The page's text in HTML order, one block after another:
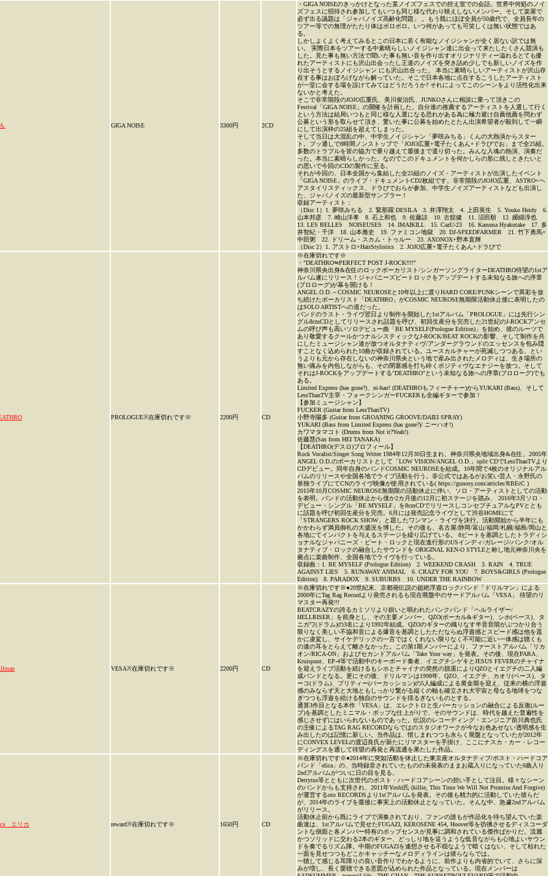
GIGA NOISE 3300円 2CD
・GIGA NOISEのきっかけとなった某ノイズフェスでの控え室での会話。世界中何処のノイ
ズフェスに招待され参加してもいつも同じ様な代わり映えしないメンバー。そして楽屋で
必ず出る議題は「ジャパノイズ高齢化問題」 。もう既にほぼ全員が50歳代で、全員長年の
ツアー等での無理がたたり体はボロボロ。いつ何があっても可笑しくは無い状態ではあ
る。
しかしよくよく考えてみるとこの日本に若く有能なノイジシャンが全く居ない訳では無
い。 実際日本をツアーする中素晴らしいノイジシャン達に出会って来たしたくさん競演も
した。見た事も無い方法で聞いた事も無い音を作り出すオリジナリティー溢れるとても優
れたアーティストにも沢山出会ったし王道のノイズを突き詰め少しでも新しいノイズを作
り出そうとするノイジシャン にも沢山出合った。 本当に素晴らしいアーティストが沢山存
在する事はおぼろげながら解っていた。そこで日本各地に点在するこうしたアーティスト
が一堂に会する場を設けてみてはどうだろうか? それによってこのシーンをより活性化出来
ないかと考えた。
そこで非常階段のJOJO広重氏、美川俊治氏、JUNKOさんに相談に乗って頂きこの
Festival「GIGA NOISE」の開催を計画した。自分達の推薦するアーティストを人選して行く
という方法は結局いつもと同じ様な人選になる恐れがある為に極力避け自薦他薦を問わず
公募という形を取らせて頂き、驚いた事に公募を始めたとたん出演希望者が殺到して一瞬
にして出演枠の25組を超えてしまった。
そして当日は大混乱の中、中学生ノイジシャン「夢咲みちる」くんの大熱演からスター
ト。ブッ通しで8時間ノンストップで「JOJO広重+電子たくあん+ドラびでお」まで全25組。
多数のトラブルを皆の協力で乗り越えて最後まで遣り切った。みんな入魂の熱演、演奏だ
った。本当に素晴らしかった。なのでこのドキュメントを何かしらの形に残しときたいと
の思いで今回のCDの製作に至る。
それが今回の、日本全国から集結した全25組のノイズ・アーティストが出演したイベント
「GIGA NOISE」のライブ・ドキュメントCD2枚組です。非常階段のJOJO広重、ASTRO+ヘ
アスタイリスティックス、ドラびでおらが参加、中学生ノイズアーティストなども出演し
た、ジャパノイズの最新型サンプラー！
収録アーティスト：
（Disc 1）1. 夢咲みちる 2. 緊那羅:DESILA 3. 井澤翔太 4. 上田英生 5. Youko Heidy 6.
山本邦彦 7. 崎山洋孝 8. 石上和也 9. 佐藤諒 10. 古舘健 11. 沼田順 12. 纐纈淳也
13. LES BELLES NOISEUSES 14. IMAIKILL 15. CazU-23 16. Kazuma Hyakutake 17. 多
井智紀・千洋 18. 山本雅史 19. ファミコン地獄 20. DJ-SPEEDFARMER 21. 竹下勇馬×
中田粥 22. ドリーム・スカム・トゥルー 23. AXONOX+野本直輝
（Disc 2）1. アストロ+HairStylistics 2. JOJO広重+電子たくあん+ドラびで
PROLOGUE※在庫切れです※ 2200円 CD
※在庫切れです※
・"DEATHRO≒PERFECT POST J-ROCK!!!!"
神奈川県央出身&在住のロックボーカリスト/シンガーソングライターDEATHRO待望の1stア
ルバム遂にリリース！ジャパニーズビートロックをアップデートする未知なる旅への序章
(プロローグ)が幕を開ける！
ANGEL.O.D.～COSMIC NEUROSEと10年以上に渡りHARD CORE/PUNKシーンで異彩を放
ち続けたボーカリスト「DEATHRO」がCOSMIC NEUROSE無期限活動休止後に表明したの
はSOLO ARTISTへの道だった。
バンドのラスト・ライヴ翌日より制作を開始した1stアルバム「PROLOGUE」には先行シン
グル8cmCDとしてリリースされ話題を呼び、初回生産分を完売した21世紀のJ-ROCKアンセ
ムの呼び声も高いソロデビュー曲「BE MYSELF(Prologue Edition)」を始め、彼のルーツで
あり敬愛するクールかつナルシスティックなJ-ROCK/BEAT ROCKの影響、そして制作を共
にしたミュージシャン達が放つオルタナティヴ/アンダーグラウンドのエッセンスを包み隠
すことなく込められた10曲が収録されている。ユースカルチャーが死滅しつつある、とい
うよりも元から存在しないの神奈川県央という地で産み出されたメロディは、生き場所の
無い痛みを内包しながらも、その閉塞感を打ち砕くポジティヴなエナジーを放つ。そして
それはJ-ROCKをアップデートする"DEATHRO"という未知なる旅への序章(プロローグ)でも
ある。
Limited Express (has gone?)、ni-hao! (DEATHROもフィーチャー)からYUKARI (Bass)、そして
LessThanTV主宰・フォークシンガーFUCKERも全編ギターで参加！
【参加ミュージシャン】
FUCKER (Guitar from LessThanTV)
小野寺陽多 (Guitar from GROANING GROOVE/DAIEI SPRAY)
YUKARI (Bass from Limited Express (has gone?)/ ニーハオ!)
カワマタマコト (Drums from Not it?Yeah!)
佐藤慧(Sax from HEI TANAKA)
【DEATHRO(デスロ)プロフィール】
Rock Vocalist/Singer Song Writer 1984年12月30日生まれ、神奈川県央地域出身&在住。2005年
ANGEL O.D.のボーカリストとして「LOW VISION/ANGEL O.D.」split CDでLessThanTVより
CDデビュー。同年自身のバンドCOSMIC NEUROSEを結成。10年間で4枚のオリジナルアル
バムのリリースや全国各地でライブ活動を行う。非公式ではあるがお笑い芸人・永野氏の
単独ライブにてCNのライヴ映像が使用されている( https://gunosy.com/articles/RBEcC )
2015年10月COSMIC NEUROSE無期限の活動休止に伴い、ソロ・アーティストとしての活動
を表明。バンドの活動休止から僅か2カ月後の12月に初ステージを踏み、 2016年3月ソロ・
デビュー・シングル「BE MYSELF」を8cmCDでリリースしコンセプチュアルなPVととも
に話題を呼び初回生産分を完売。6月には発売記念ライヴとして渋谷HOMEにて
「STRANGERS ROCK SHOW」と題したワンマン・ライヴを決行。活動開始から半年にも
かかわらず満員御礼の大盛況を博した。その後も、名古屋/静岡/富山/福岡/札幌/福島/岡山と
各地にてインパクトを与えるステージを繰り広げている。 8ビートを基調としたトラディシ
ョナルなジャパニーズ・ビート・ロックと現在進行形のUSインディ/ガレージ/パンク/オル
タナティブ・ロックの融合したサウンドを ORIGINAL KEN-O STYLEと称し地元神奈川央を
拠点に楽曲制作、全国各地でライヴを行っている。
収録曲：1. BE MYSELF (Prologue Edition) 2. WEEKEND CRASH 3. RAIN 4. TRUE
AGAINST LIES 5. RUNAWAY ANIMAL 6. CRAZY FOR YOU 7. BOYS&GIRLS (Prologue
Edition) 8. PARADOX 9. SUBURBS 10. UNDER THE RAINBOW
VESA※在庫切れです※ 2200円 CD
※在庫切れです※●20世紀末、京都発伝説の超絶浮遊ロックバンド「ドリルマン」による
2000年にTag Rag Recordより発売されるも現在廃盤中のサードアルバム「VESA」 待望のリ
マスター再発!!!
BEATCRAZYの誇るカミソリより鋭いと唄われたパンクバンド「ヘルライザー/
HELLRISER」を前身とし、その主要メンバー、QZO(ボーカル&ギター)、シホ(ベース)、タ
ニガワ(ドラム)の3名により1992年結成。QZOのギターの織りなす半音音階がぶつかり合う
限りなく美しい不協和音による爆音を基調としたただならぬ浮遊感とスピード感は他を遥
かに凌駕し、サイケデリックの一言ではくくれない限りなく不可能に近い一体感は聴くも
の達の耳をとらえて離さなかった。この第1期メンバーにより、ファーストアルバム「リカ
オン/RICA-ON」およびセカンドアルバム「Take Your way」を発表。その後、現在PARA、
Kruispunt、EP-4等で活動中のキーボード奏者、イエグチシゲキとJESUS FEVERのチャイナ
を迎えライブ活動を続けるもシホとチャイナの突然の脱退によりQZOとイエグチの二人編
成バンドとなる。更にその後、ドリルマンは1998年、QZO、イエグチ、カオリ(ベース)、タ
ーコ(ドラム)、プリティー(パーカッション)の5人編成による黄金期を迎え、従来の横の浮遊
感のみならず天と大地ともしっかり繋がる縦くの軸も確立され大宇宙と母なる地球をつな
ぎつつも浮遊を続ける独自のサウンドを揺るぎないものとする。
通算3作目となる本作「VESA」は、エレクトロと生パーカッションの融合による反復(ルー
プ)を基調としたミニマル・ポップな仕上がりで、そのサウンドは、時代を越えた普遍性を
感じさせずにはいられないものであった。伝説のレコーディング・エンジニア前川典也氏
の主催によるTAG RAG RECORDならではのスタジオワークが今なお色あせない透明感を生
み出したのは記憶に新しい。当作品は、惜しまれつつも永らく廃盤となっていたが2012年
にCONVEX LEVELの渡辺良氏が新たにリマスターを手掛け、ここにナスカ・カー・レコー
ディングスを通して待望の再発と再流通を果たした作品。
エリカ reward※在庫切れです※ 1650円 CD
※在庫切れです※●2014年に突如活動を休止した東京産オルタナティブ/ポスト・ハードコア
バンド「elica」の、当時録音されていたものの未発表のままお蔵入りになっていた6曲入り
2ndアルバムがついに日の目を見る。
Detrytus等とともに次世代のポスト・ハードコアシーンの担い手として注目。様々なシーン
のバンドからも支持され、2011年Yoshi氏 (killie, This Time We Will Not Promise And Forgive)
が運営するoto RECORDSより1stアルバムを発表。その後も精力的に活動していた彼らだ
が、2014年のライブを最後に事実上の活動休止となっていた。そんな中、急遽2ndアルバム
がリリース。
活動休止前から既にライブで演奏されており、ファンの誰もが作品化を待ち望んでいた楽
曲達は、1stアルバムで見せたFUGAZI, KEROSENE 454, Hoover等を彷彿させるディスコーダ
ントな側面と各メンバー特有のポップセンスが見事に調和されている傑作ばかりだ。流麗
かつソリッドに交わる2本のギター、どっしり地を這うような低音ながらも心地よいサウン
ドを奏でるリズム隊。中期のFUGAZIを連想させる不穏なようで暗くはない、そして枯れた
一面を見せつつもどこかキャッチーなメロディラインは彼らならでは。
一聴して感じる耳障りの良い音作りでわかるように、前作よりも内省的でいて、さらに深
みが増し、長く愛聴できる意図が込められた作品となっている。現在メンバーは